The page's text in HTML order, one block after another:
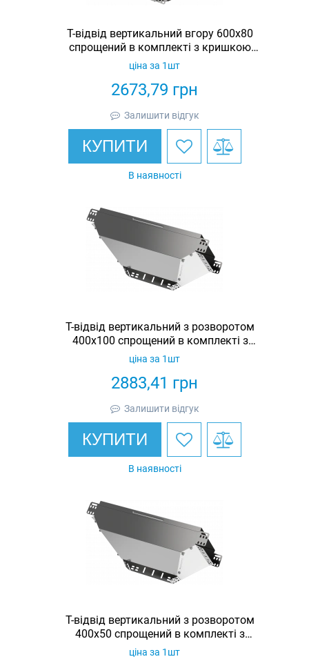
Т-відвід вертикальний вгору 600х80
спрощений в комплекті з кришкою
IEK
2673,79 грн
ціна за 1шт
Залишити відгук
КУПИТИ
В наявності
Т-відвід вертикальний з розворотом
400х100 спрощений в комплекті з
кришкою IEK
2883,41 грн
ціна за 1шт
Залишити відгук
КУПИТИ
В наявності
Т-відвід вертикальний з розворотом
400х50 спрощений в комплекті з
кришкою IEK
ціна за 1шт